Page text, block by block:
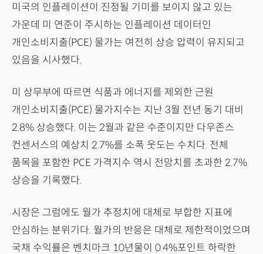
미국의 인플레이션이 진정될 기미를 보이지 않고 있는
가운데 미 연준이 주시하는 인플레이션 데이터인
개인소비지출(PCE) 물가는 여전히 상승 압력이 유지되고
있음을 시사했다.
미 상무부에 따르면 식품과 에너지를 제외한 근원
개인소비지출(PCE) 물가지수는 지난 3월 전년 동기 대비
2.8% 상승했다. 이는 2월과 같은 수준이지만 다우존스
컨센서스의 예상치 2.7%를 소폭 웃도는 수치다. 전체
품목을 포함한 PCE 가격지수 역시 전망치를 초과한 2.7%
상승을 기록했다.
시장은 그럼에도 월가 추정치에 대체로 부합한 지표에
안심하는 분위기다. 월가의 반응은 대체로 제한적이었으며
국채 수익률은 벤치마크 10년물이 0.4%포인트 하락한